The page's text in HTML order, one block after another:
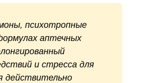
психотропные
аптечных
и стресса для
действительно